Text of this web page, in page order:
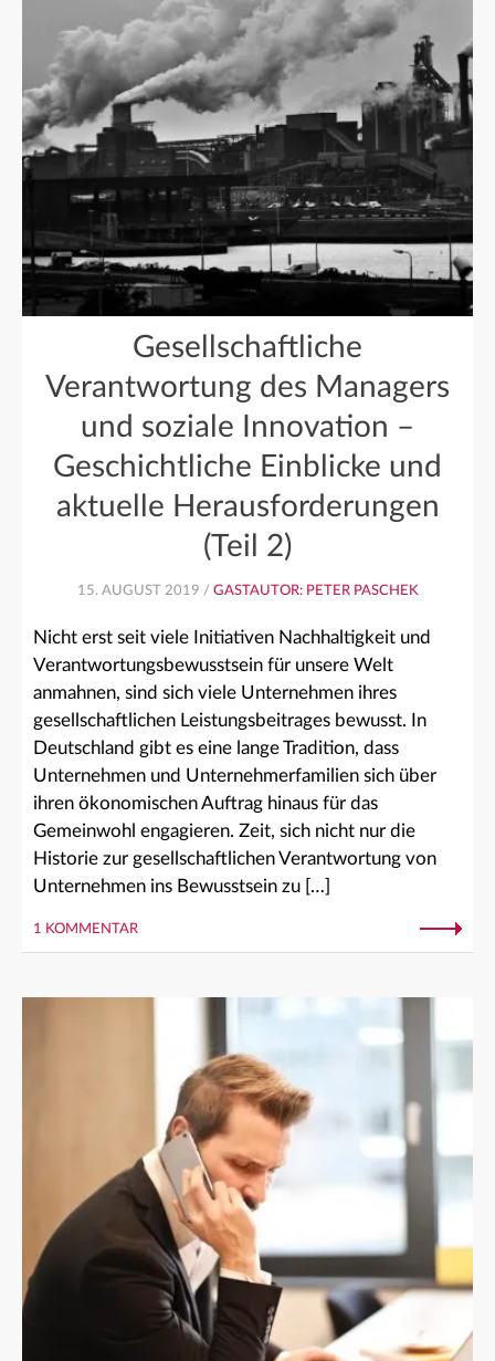
Gesellschaftliche
Verantwortung des Managers
und soziale Innovation –
Geschichtliche Einblicke und
aktuelle Herausforderungen
(Teil 2)
15. AUGUST 2019 / GASTAUTOR: PETER PASCHEK
Nicht erst seit viele Initiativen Nachhaltigkeit und
Verantwortungsbewusstsein für unsere Welt
anmahnen, sind sich viele Unternehmen ihres
gesellschaftlichen Leistungsbeitrages bewusst. In
Deutschland gibt es eine lange Tradition, dass
Unternehmen und Unternehmerfamilien sich über
ihren ökonomischen Auftrag hinaus für das
Gemeinwohl engagieren. Zeit, sich nicht nur die
Historie zur gesellschaftlichen Verantwortung von
Unternehmen ins Bewusstsein zu […]
1 KOMMENTAR